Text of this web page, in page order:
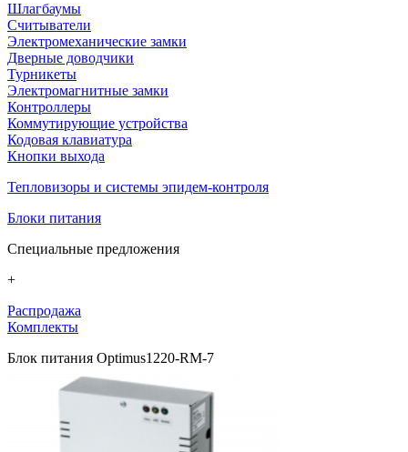
Шлагбаумы
Считыватели
Электромеханические замки
Дверные доводчики
Турникеты
Электромагнитные замки
Контроллеры
Коммутирующие устройства
Кодовая клавиатура
Кнопки выхода
Тепловизоры и системы эпидем-контроля
Блоки питания
Специальные предложения
+
Распродажа
Комплекты
Блок питания Optimus1220-RM-7